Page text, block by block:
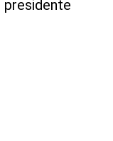
presidente